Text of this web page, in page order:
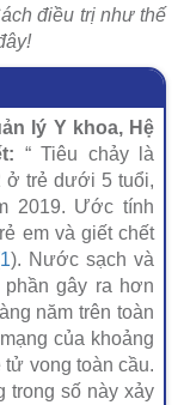
điều trị như thế
lý Y khoa, Hệ
“ Tiêu chảy là
ở trẻ dưới 5 tuổi,
2019. Ước tính
em và giết chết
1). Nước sạch và
gây ra hơn
năm trên toàn
của khoảng
vong toàn cầu.
trong số này xảy